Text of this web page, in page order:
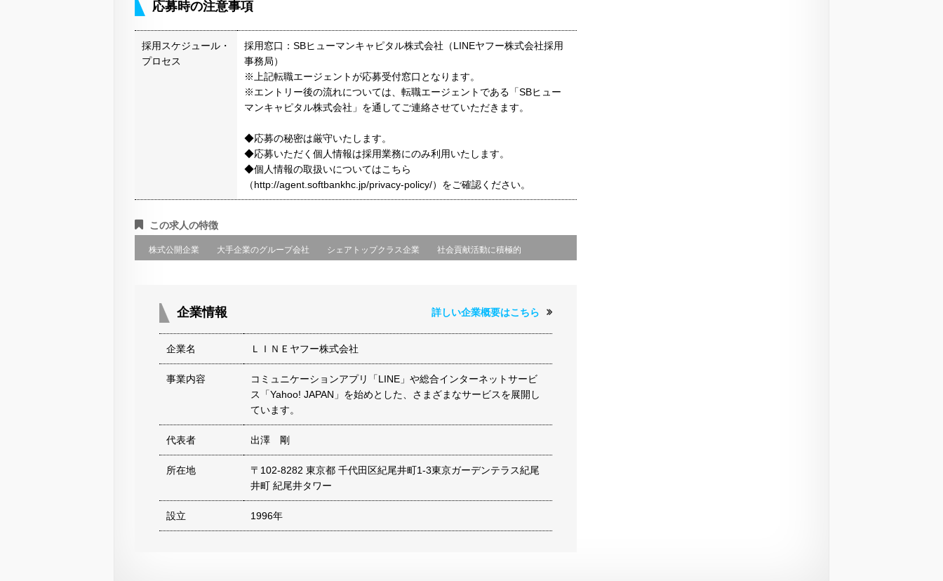
応募時の注意事項
採用スケジュール・
プロセス
採用窓口：SBヒューマンキャピタル株式会社（LINEヤフー株式会社採用
事務局）
※上記転職エージェントが応募受付窓口となります。
※エントリー後の流れについては、転職エージェントである「SBヒュー
マンキャピタル株式会社」を通してご連絡させていただきます。
◆応募の秘密は厳守いたします。
◆応募いただく個人情報は採用業務にのみ利用いたします。
◆個人情報の取扱いについてはこちら
（http://agent.softbankhc.jp/privacy-policy/）をご確認ください。
この求人の特徴
株式公開企業 大手企業のグループ会社 シェアトップクラス企業 社会貢献活動に積極的
企業情報 詳しい企業概要はこちら
企業名 ＬＩＮＥヤフー株式会社
事業内容
コミュニケーションアプリ「LINE」や総合インターネットサービ
ス「Yahoo! JAPAN」を始めとした、さまざまなサービスを展開し
ています。
代表者 出澤 剛
所在地
〒102-8282 東京都 千代田区紀尾井町1-3東京ガーデンテラス紀尾
井町 紀尾井タワー
設立 1996年